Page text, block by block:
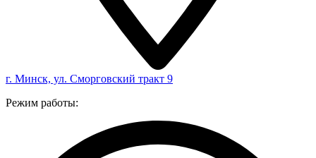
г. Минск, ул. Сморговский тракт 9
Режим работы: